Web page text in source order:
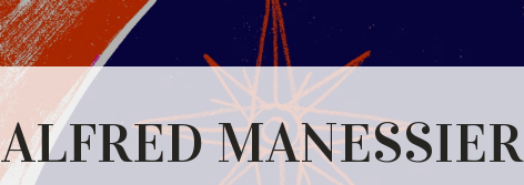
ALFRED MANESSIER